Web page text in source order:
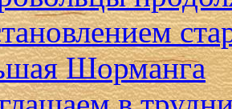
Шорманга